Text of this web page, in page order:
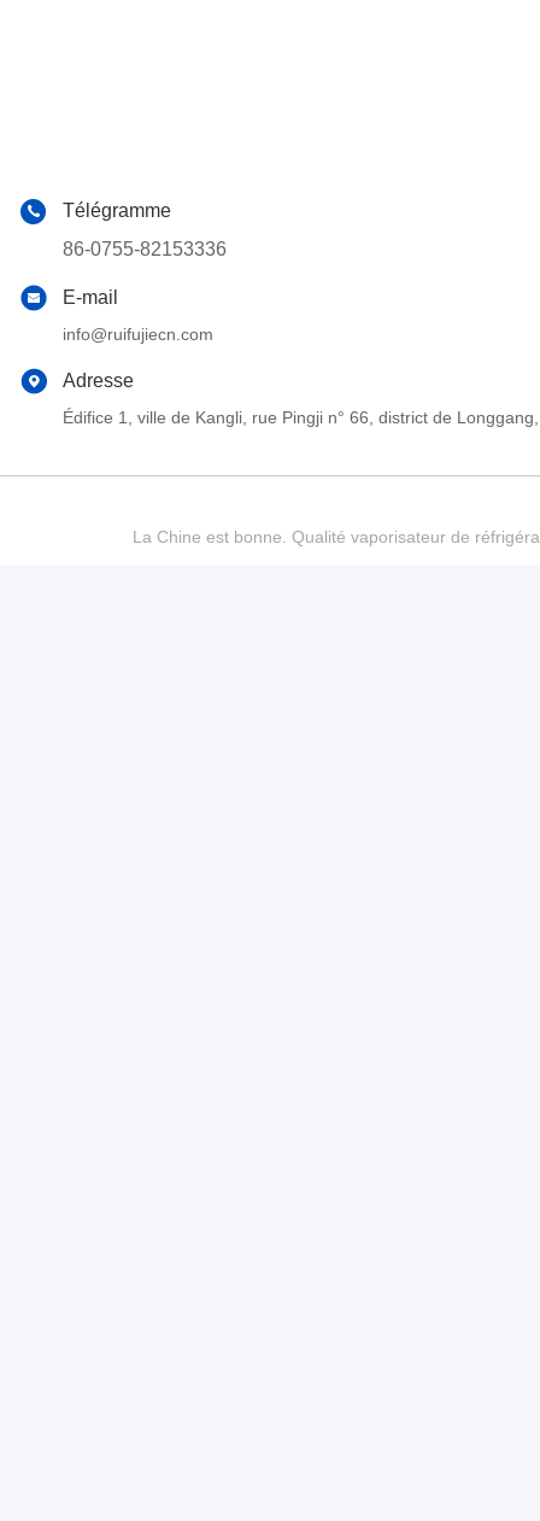
Télégramme
86-0755-82153336
E-mail
info@ruifujiecn.com
Adresse
Édifice 1, ville de Kangli, rue Pingji n° 66, district de
La Chine est bonne. Qualité vaporisateur de